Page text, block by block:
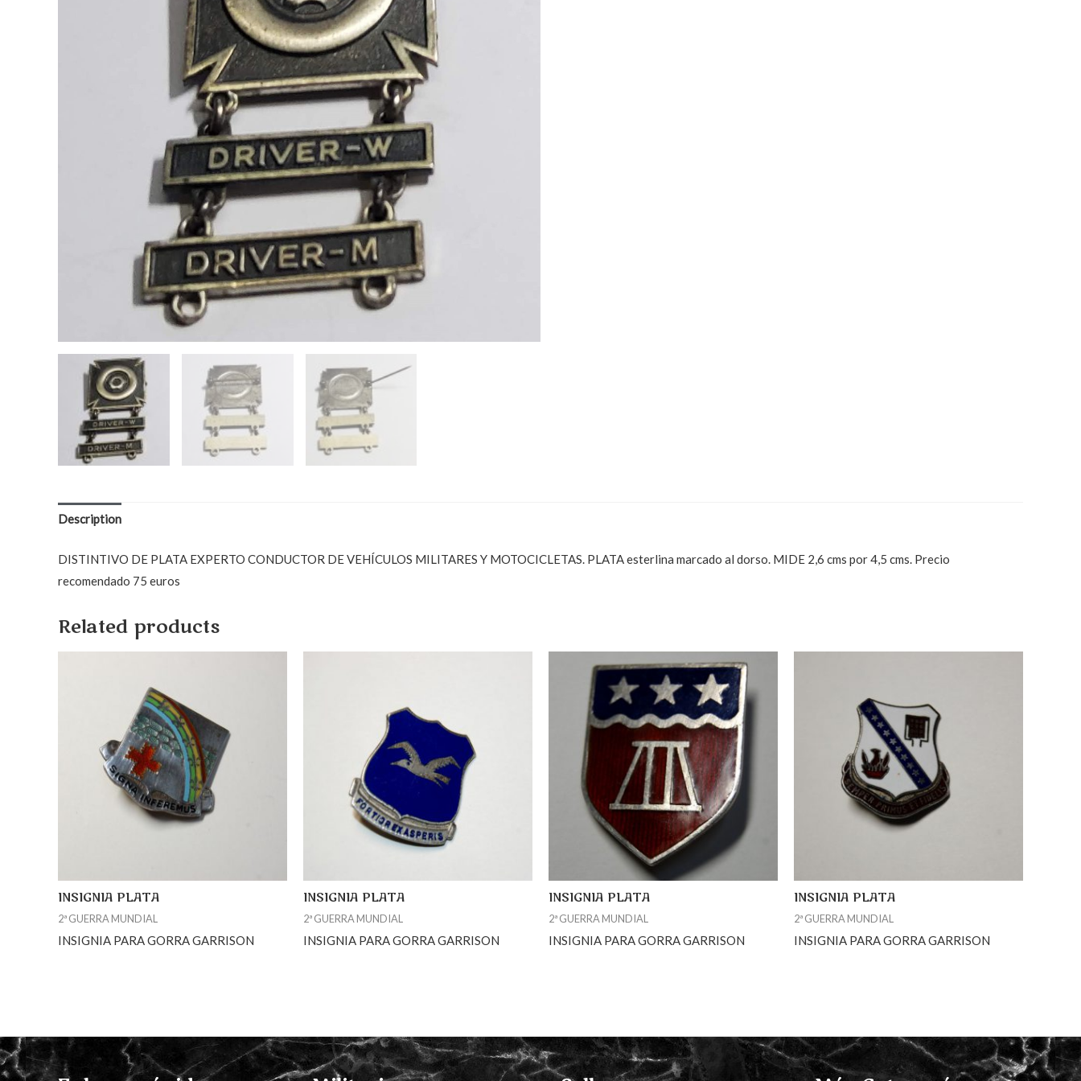
Description
DISTINTIVO DE PLATA EXPERTO CONDUCTOR DE VEHÍCULOS MILITARES Y MOTOCICLETAS. PLATA esterlina marcado al dorso. MIDE 2,6 cms por 4,5 cms. Precio
recomendado 75 euros
Related products
INSIGNIA PLATA
2ª GUERRA MUNDIAL
INSIGNIA PARA GORRA GARRISON
INSIGNIA PLATA
2ª GUERRA MUNDIAL
INSIGNIA PARA GORRA GARRISON
INSIGNIA PLATA
2ª GUERRA MUNDIAL
INSIGNIA PARA GORRA GARRISON
INSIGNIA PLATA
2ª GUERRA MUNDIAL
INSIGNIA PARA GORRA GARRISON